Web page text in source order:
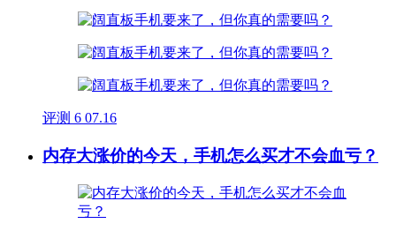
评测 6 07.16
内存大涨价的今天，手机怎么买才不会血亏？